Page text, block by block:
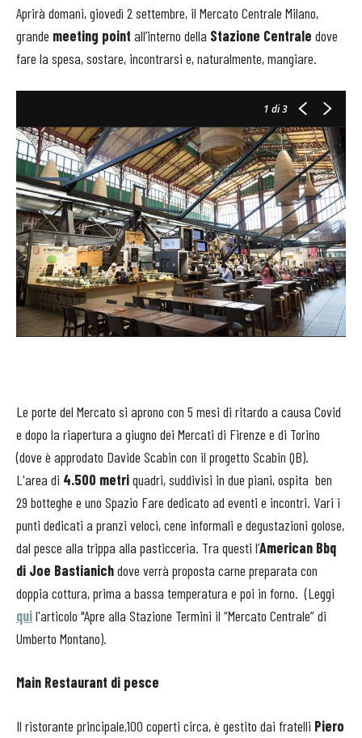
Aprirà domani, giovedì 2 settembre, il Mercato Centrale Milano,
grande meeting point all’interno della Stazione Centrale dove
fare la spesa, sostare, incontrarsi e, naturalmente, mangiare.
1 di 3
Le porte del Mercato si aprono con 5 mesi di ritardo a causa Covid
e dopo la riapertura a giugno dei Mercati di Firenze e di Torino
(dove è approdato Davide Scabin con il progetto Scabin QB).
L'area di 4.500 metriquadri, suddivisi in due piani, ospita ben
29 botteghe e uno Spazio Fare dedicato ad eventi e incontri. Vari i
punti dedicati a pranzi veloci, cene informali e degustazioni golose,
dal pesce alla trippa alla pasticceria. Tra questi l’American Bbq
di Joe Bastianichdove verrà proposta carne preparata con
doppia cottura, prima a bassa temperatura e poi in forno. (Leggi
quil'articolo "Apre alla Stazione Termini il “Mercato Centrale” di
Umberto Montano).
Main Restaurant di pesce
Il ristorante principale,100 coperti circa, è gestito dai fratelli Piero